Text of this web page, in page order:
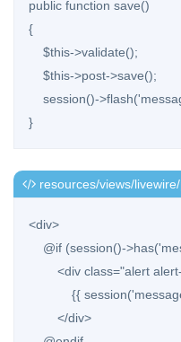
public function save()
{
resources/views/
<div>